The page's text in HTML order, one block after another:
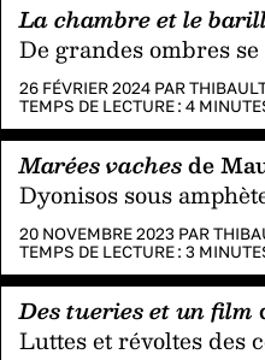
La chambre et le
De grandes ombres
26 FÉVRIER 2024 PAR
TEMPS DE LECTURE : 4
Marées vachesde
Dyonisos sous
20 NOVEMBRE 2023 PAR
TEMPS DE LECTURE : 3
Des tueries et un film
Luttes et révoltes des